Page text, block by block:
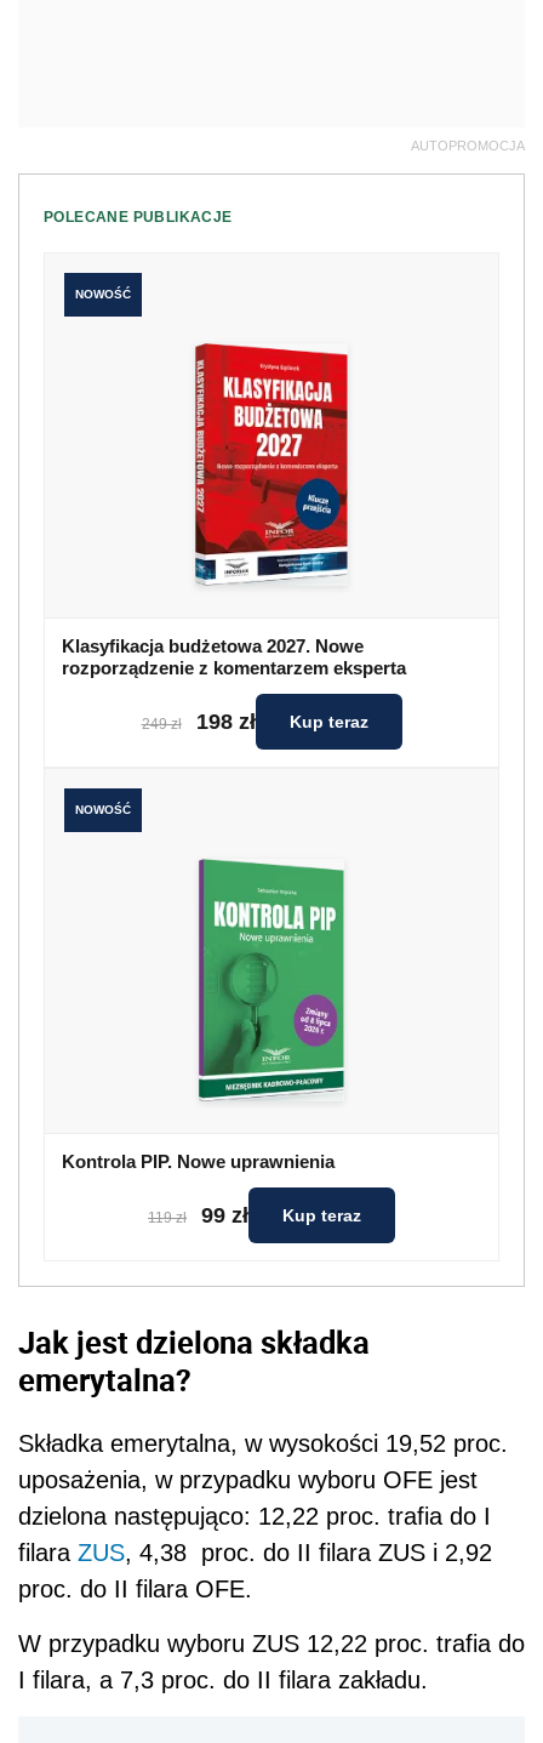
AUTOPROMOCJA
POLECANE PUBLIKACJE
NOWOŚĆ
Klasyfikacja budżetowa 2027. Nowe
rozporządzenie z komentarzem eksperta
249 zł 198 zł Kup teraz
NOWOŚĆ
Kontrola PIP. Nowe uprawnienia
119 zł 99 zł Kup teraz
Jak jest dzielona składka
emerytalna?
Składka emerytalna, w wysokości 19,52 proc.
uposażenia, w przypadku wyboru OFE jest
dzielona następująco: 12,22 proc. trafia do I
filara ZUS, 4,38 proc. do II filara ZUS i 2,92
proc. do II filara OFE.
W przypadku wyboru ZUS 12,22 proc. trafia do
I filara, a 7,3 proc. do II filara zakładu.